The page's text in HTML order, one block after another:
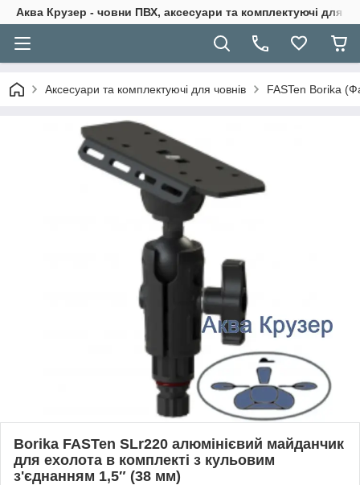
Аква Крузер - човни ПВХ, аксесуари та комплектуючі для
Аксесуари та комплектуючі для човнів FASTen Borika
Borika FASTen SLr220 алюмінієвий майданчик
для ехолота в комплекті з кульовим
з'єднанням 1,5″ (38 мм)